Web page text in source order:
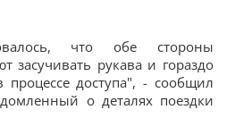
что обе стороны
засучивать рукава и гораздо
процессе доступа", - сообщил
о деталях поездки